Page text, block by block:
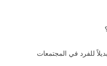
للفرد في المجتمعات